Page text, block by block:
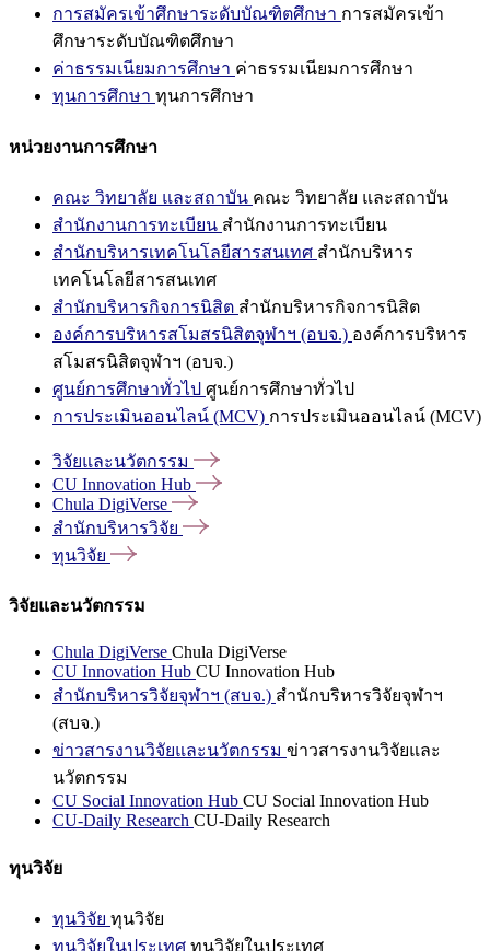
การสมัครเข้าศึกษาระดับบัณฑิตศึกษา การสมัครเข้า
ศึกษาระดับบัณฑิตศึกษา
ค่าธรรมเนียมการศึกษา ค่าธรรมเนียมการศึกษา
ทุนการศึกษา ทุนการศึกษา
หน่วยงานการศึกษา
คณะ วิทยาลัย และสถาบัน คณะ วิทยาลัย และสถาบัน
สำนักงานการทะเบียน สำนักงานการทะเบียน
สำนักบริหารเทคโนโลยีสารสนเทศ สำนักบริหาร
เทคโนโลยีสารสนเทศ
สำนักบริหารกิจการนิสิต สำนักบริหารกิจการนิสิต
องค์การบริหารสโมสรนิสิตจุฬาฯ (อบจ.) องค์การบริหาร
สโมสรนิสิตจุฬาฯ (อบจ.)
ศูนย์การศึกษาทั่วไป ศูนย์การศึกษาทั่วไป
การประเมินออนไลน์ (MCV) การประเมินออนไลน์ (MCV)
วิจัยและนวัตกรรม
CU Innovation Hub
Chula DigiVerse
สำนักบริหารวิจัย
ทุนวิจัย
วิจัยและนวัตกรรม
Chula DigiVerse Chula DigiVerse
CU Innovation Hub CU Innovation Hub
สำนักบริหารวิจัยจุฬาฯ (สบจ.) สำนักบริหารวิจัยจุฬาฯ
(สบจ.)
ข่าวสารงานวิจัยและนวัตกรรม ข่าวสารงานวิจัยและ
นวัตกรรม
CU Social Innovation Hub CU Social Innovation Hub
CU-Daily Research CU-Daily Research
ทุนวิจัย
ทุนวิจัย ทุนวิจัย
ทุนวิจัยในประเทศ ทุนวิจัยในประเทศ